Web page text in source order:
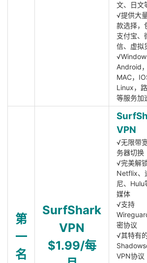
文、日文
√提供大
款选择，
支付宝、
信、虚拟
Android，
MAC，
Linux，
等服务加
第
一
名
SurfShark
VPN
$1.99/每
VPN
√无限带
务器切换
√完美解
Netflix、
尼、Hulu
媒体
√支持
密协议
√其特有
VPN协议